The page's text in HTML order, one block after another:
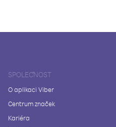
SPOLEČNOST
O aplikaci Viber
Centrum značek
Kariéra